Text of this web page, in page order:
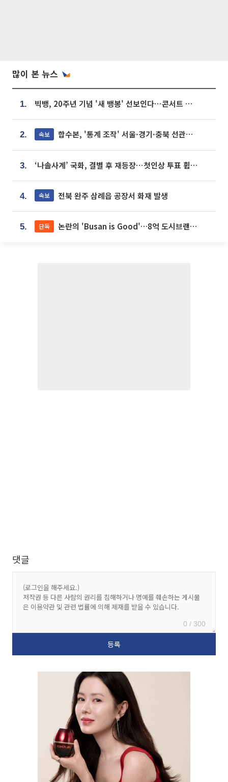
많이 본 뉴스
1. 빅뱅, 20주년 기념 '새 뱅봉' 선보인다⋯콘서트 앞두고 팝업 개최
2. 속보 합수본, '통계 조작' 서울·경기·충북 선관위 등 추가 압수수색
3. ‘나솔사계’ 국화, 결별 후 재등장⋯첫인상 투표 휩쓸고 ‘인기녀’ 등극
4. 속보 전북 완주 삼례읍 공장서 화재 발생
5. 단독 논란의 'Busan is Good'…8억 도시브랜드, 용산 대통령실 CI 업체가 수행
댓글
0 / 300